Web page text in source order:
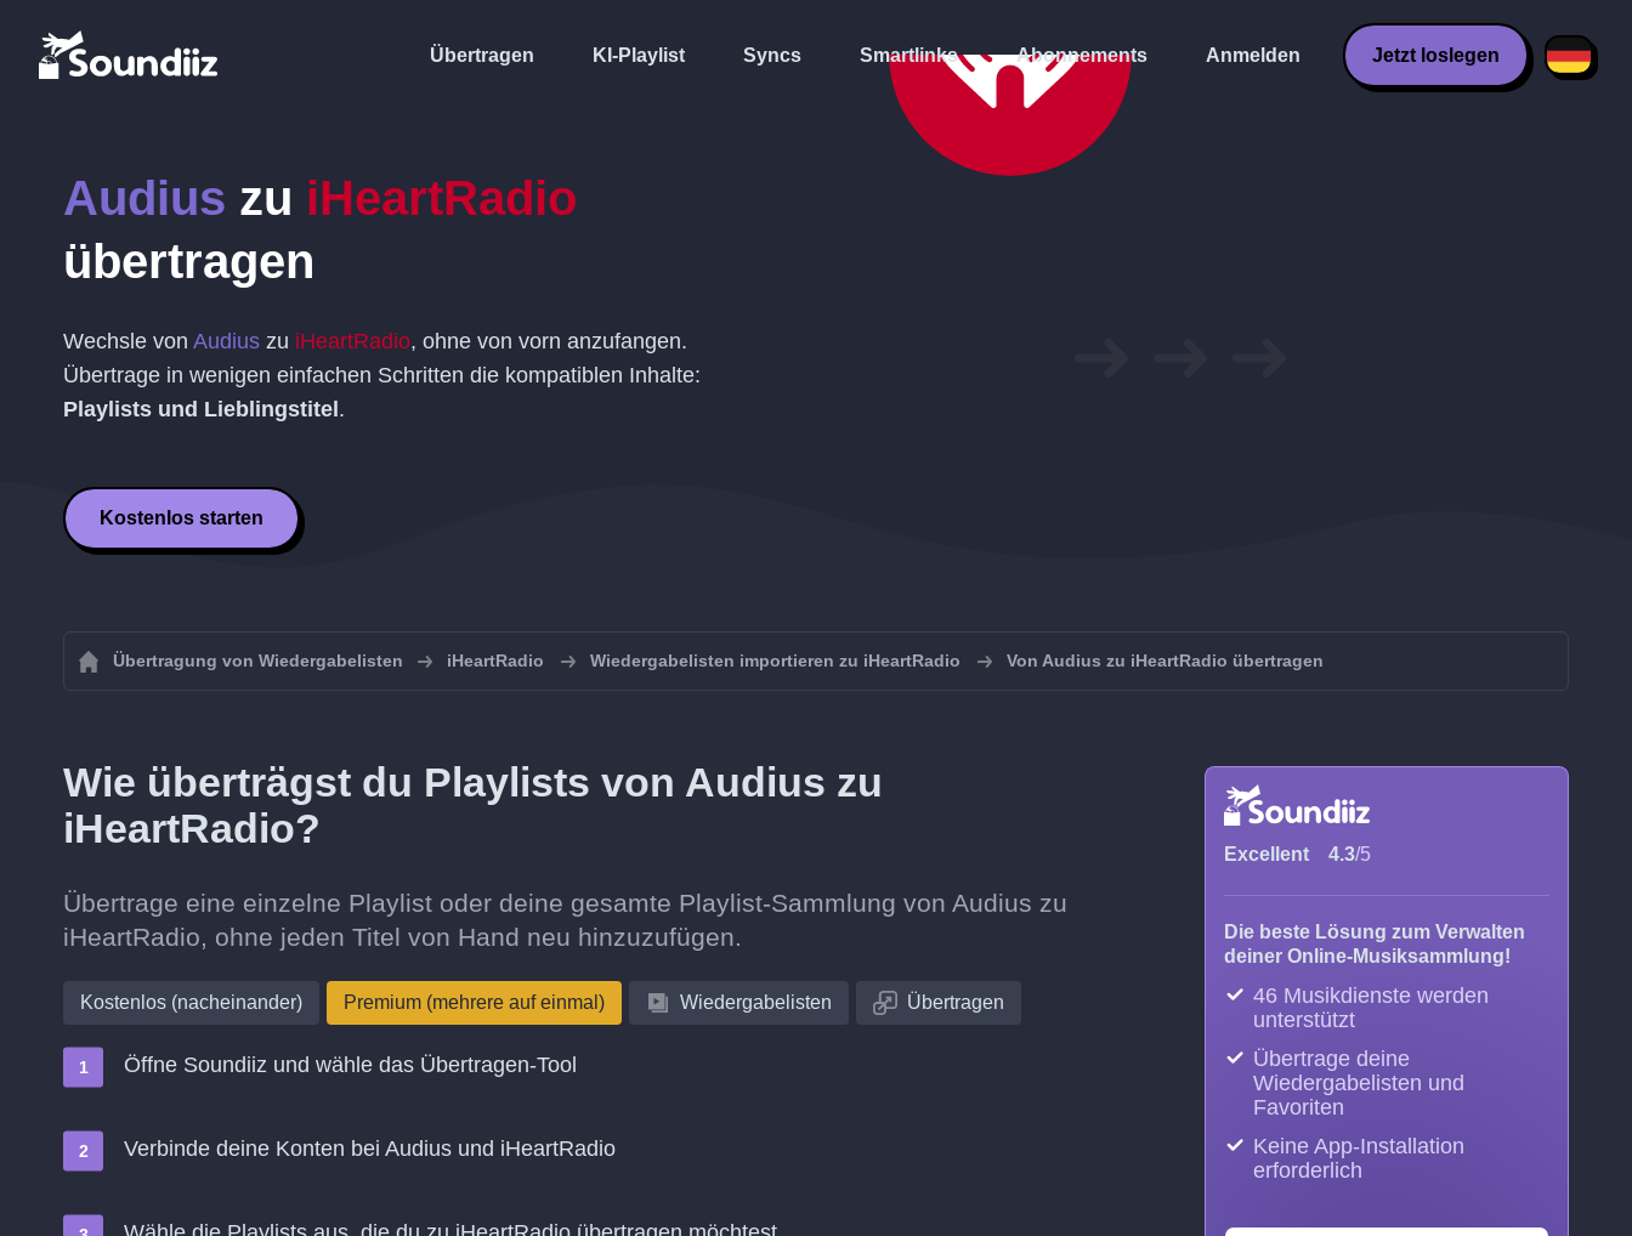
Übertragen KI-Playlist Syncs Smartlinks Abonnements Anmelden Jetzt loslegen
Audius zu iHeartRadio
übertragen
Wechsle von Audius zu iHeartRadio, ohne von vorn anzufangen.
Übertrage in wenigen einfachen Schritten die kompatiblen Inhalte:
Playlists und Lieblingstitel .
Kostenlos starten
Übertragung von Wiedergabelisten iHeartRadio Wiedergabelisten importieren zu iHeartRadio Von Audius zu iHeartRadio übertragen
Wie überträgst du Playlists von Audius zu
iHeartRadio?
Übertrage eine einzelne Playlist oder deine gesamte Playlist-Sammlung von Audius zu
iHeartRadio, ohne jeden Titel von Hand neu hinzuzufügen.
Kostenlos (nacheinander) Premium (mehrere auf einmal) Wiedergabelisten Übertragen
Öffne Soundiiz und wähle das Übertragen-Tool
Verbinde deine Konten bei Audius und iHeartRadio
Excellent 4.3/5
Die beste Lösung zum Verwalten
deiner Online-Musiksammlung!
46 Musikdienste werden
unterstützt
Übertrage deine
Wiedergabelisten und
Favoriten
Keine App-Installation
erforderlich